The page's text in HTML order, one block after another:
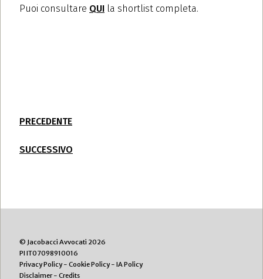
Puoi consultare QUI la shortlist completa.
PRECEDENTE
SUCCESSIVO
© Jacobacci Avvocati 2026
PI IT07098910016
Privacy Policy- Cookie Policy- IA Policy
Disclaimer- Credits